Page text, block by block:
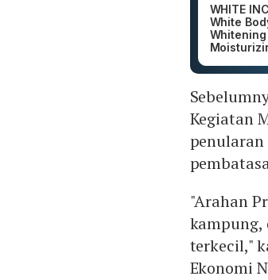
WHITE
White
Whitening
Kegiatan
penularan
"Arahan
kampung,
terkecil,"
Ekonomi